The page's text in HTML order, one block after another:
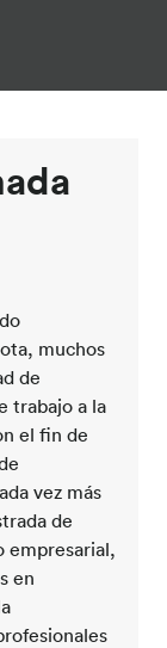
muchos
de
trabajo a la
el fin de
vez más
de
empresarial,
en